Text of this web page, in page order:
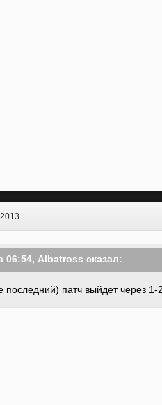
06:54, Albatross сказал:
патч выйдет через 1-